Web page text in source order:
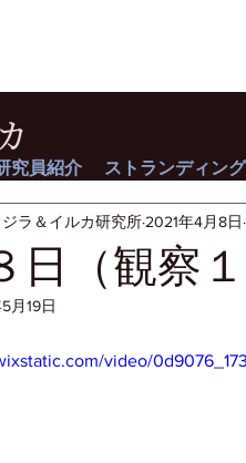
日（観察
ラ＆イルカ研究所 2021年4月8日
月19日
video/
究員紹介 ストランディン